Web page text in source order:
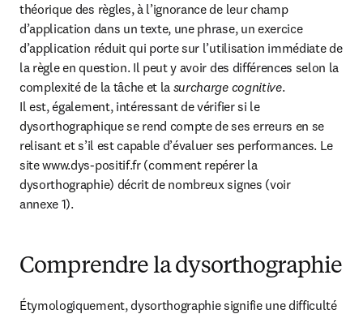
théorique des règles, à l’ignorance de leur champ
d’application dans un texte, une phrase, un exercice
d’application réduit qui porte sur l’utilisation immédiate de
la règle en question. Il peut y avoir des différences selon la
complexité de la tâche et la surcharge cognitive.
Il est, également, intéressant de vérifier si le
dysorthographique se rend compte de ses erreurs en se
relisant et s’il est capable d’évaluer ses performances. Le
site www.dys-positif.fr (comment repérer la
dysorthographie) décrit de nombreux signes (voir
annexe 1).
Comprendre la dysorthographie
Étymologiquement, dysorthographie signifie une difficulté